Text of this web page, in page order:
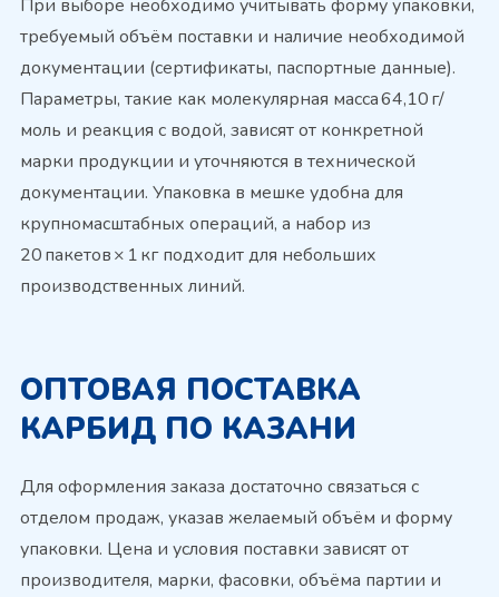
При выборе необходимо учитывать форму упаковки,
требуемый объём поставки и наличие необходимой
документации (сертификаты, паспортные данные).
Параметры, такие как молекулярная масса 64,10 г/
моль и реакция с водой, зависят от конкретной
марки продукции и уточняются в технической
документации. Упаковка в мешке удобна для
крупномасштабных операций, а набор из
20 пакетов × 1 кг подходит для небольших
производственных линий.
ОПТОВАЯ ПОСТАВКА
КАРБИД ПО КАЗАНИ
Для оформления заказа достаточно связаться с
отделом продаж, указав желаемый объём и форму
упаковки. Цена и условия поставки зависят от
производителя, марки, фасовки, объёма партии и